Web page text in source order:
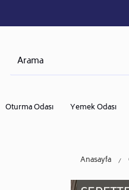
Oturma Odası Yemek Odası
Anasayfa